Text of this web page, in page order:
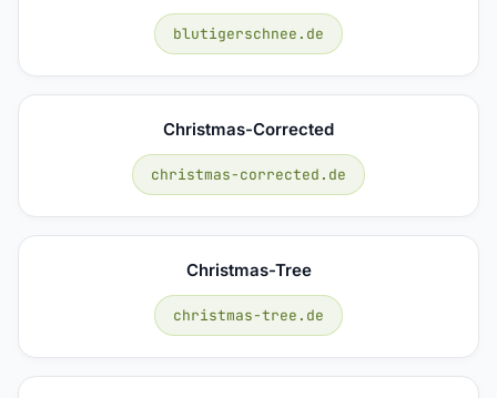
blutigerschnee.de
Christmas-Corrected
christmas-corrected.de
Christmas-Tree
christmas-tree.de